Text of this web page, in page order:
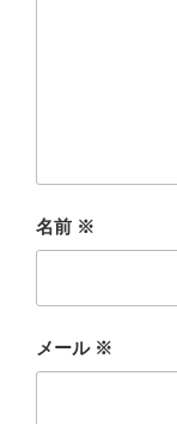
名前 ※
メール ※